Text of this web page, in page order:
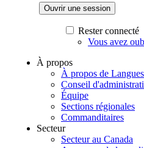
Rester connecté
Vous avez
À propos
À propos de
Conseil
Équipe
Sections régionales
Commanditaires
Secteur
Secteur au Canada